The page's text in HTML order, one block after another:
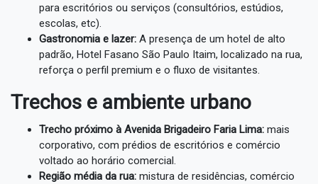
para escritórios ou serviços (consultórios, estúdios,
escolas, etc).
Gastronomia e lazer: A presença de um hotel de alto
padrão, Hotel Fasano São Paulo Itaim, localizado na rua,
reforça o perfil premium e o fluxo de visitantes.
Trechos e ambiente urbano
Trecho próximo à Avenida Brigadeiro Faria Lima: mais
corporativo, com prédios de escritórios e comércio
voltado ao horário comercial.
Região média da rua: mistura de residências, comércio